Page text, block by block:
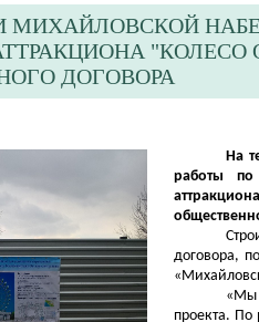
МИХАЙЛОВСКОЙ
"КОЛЕСО
ДОГОВОРА
На
работы по
договора,
«Мы
проекта. По